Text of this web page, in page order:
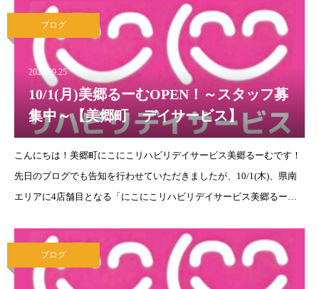
ブログ
2020.09.25
10/1(月)美郷るーむOPEN！～スタッフ募
集中～【美郷町 デイサービス】
こんにちは！美郷町にこにこリハビリデイサービス美郷るーむです！
先日のブログでも告知を行わせていただきましたが、10/1(木)、県南
エリアに4店舗目となる「にこにこリハビリデイサービス美郷るー
連絡先：0
ブログ